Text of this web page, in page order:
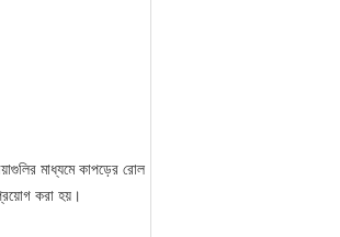
মাধ্যমে কাপড়ের রোল
করা হয়।